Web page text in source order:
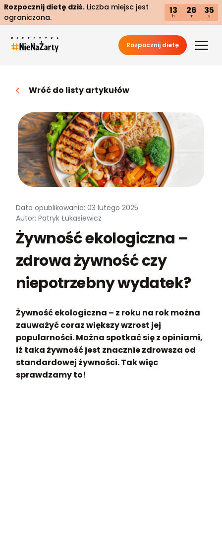
Rozpocznij dietę dziś. Liczba miejsc jest
ograniczona.
13
h
26
m
34
s
Rozpocznij dietę
Wróć do listy artykułów
Data opublikowania: 03 lutego 2025
Autor: Patryk Łukasiewicz
Żywność ekologiczna –
zdrowa żywność czy
niepotrzebny wydatek?
Żywność ekologiczna – z roku na rok można
zauważyć coraz większy wzrost jej
popularności. Można spotkać się z opiniami,
iż taka żywność jest znacznie zdrowsza od
standardowej żywności. Tak więc
sprawdzamy to!